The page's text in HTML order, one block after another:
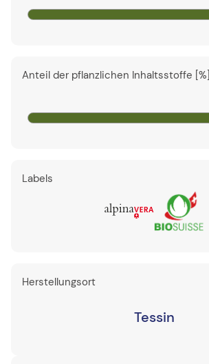
Anteil der pflanzlichen Inhaltsstoffe [%]
Labels
Herstellungsort
Tessin